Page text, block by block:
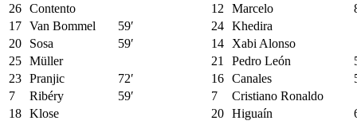
26 Contento 12 Marcelo
17 Van Bommel 59′ 24 Khedira
20
Sosa 59′ 14
Xabi Alonso
25 Müller 21 Pedro León
23 Pranjic 72′ 16 Canales
7
Ribéry 59′ 7
Cristiano Ronaldo
18 Klose 20 Higuaín